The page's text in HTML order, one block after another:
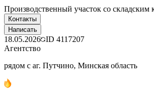
Производственный участок со складским
Контакты
Написать
18.05.2026 ID 4117207
Агентство
рядом с аг. Путчино, Минская область